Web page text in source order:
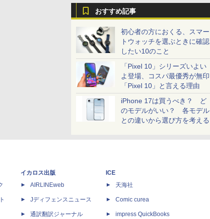
おすすめ記事
初心者の方におくる、スマー
トウォッチを選ぶときに確認
したい10のこと
「Pixel 10」シリーズいよい
よ登場、コスパ最優秀が無印
「Pixel 10」と言える理由
iPhone 17は買うべき？ ど
のモデルがいい？ 各モデル
との違いから選び方を考える
イカロス出版
AIRLINEweb
Jディフェンスニュース
通訳翻訳ジャーナル
ICE
天海社
Comic curea
impress QuickBooks